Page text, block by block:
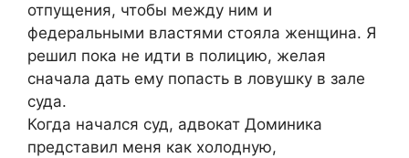
отпущения, чтобы между ним и
федеральными властями стояла женщина. Я
решил пока не идти в полицию, желая
сначала дать ему попасть в ловушку в зале
суда.
Когда начался суд, адвокат Доминика
представил меня как холодную,